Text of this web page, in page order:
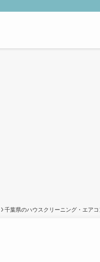
千葉県のハウスクリーニング・エア